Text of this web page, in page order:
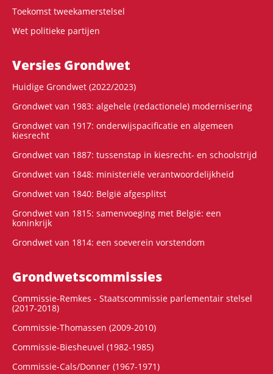
Toekomst tweekamerstelsel
Wet politieke partijen
Versies Grondwet
Huidige Grondwet (2022/2023)
Grondwet van 1983: algehele (redactionele) modernisering
Grondwet van 1917: onderwijspacificatie en algemeen
kiesrecht
Grondwet van 1887: tussenstap in kiesrecht- en schoolstrijd
Grondwet van 1848: ministeriële verantwoordelijkheid
Grondwet van 1840: België afgesplitst
Grondwet van 1815: samenvoeging met België: een
koninkrijk
Grondwet van 1814: een soeverein vorstendom
Grondwets­commissies
Commissie-Remkes - Staatscommissie parlementair stelsel
(2017-2018)
Commissie-Thomassen (2009-2010)
Commissie-Biesheuvel (1982-1985)
Commissie-Cals/Donner (1967-1971)